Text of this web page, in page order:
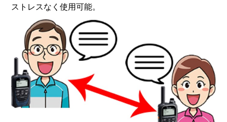
ストレスなく使用可能。